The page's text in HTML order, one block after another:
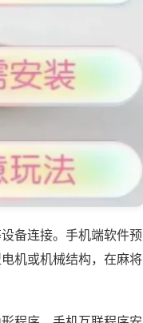
备连接。手机端软件预
机或机械结构，在麻将